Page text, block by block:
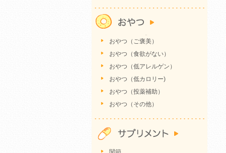
おやつ（ご褒美）
おやつ（食欲がない）
おやつ（低アレルゲン）
おやつ（低カロリー)
おやつ（投薬補助）
おやつ（その他）